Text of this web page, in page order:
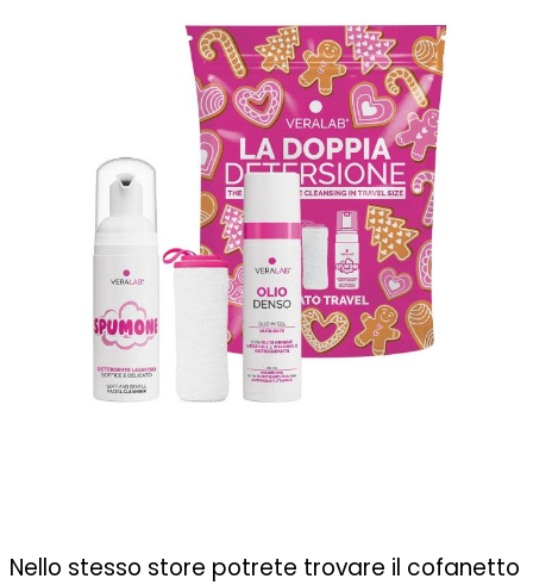
Nello stesso store potrete trovare il cofanetto